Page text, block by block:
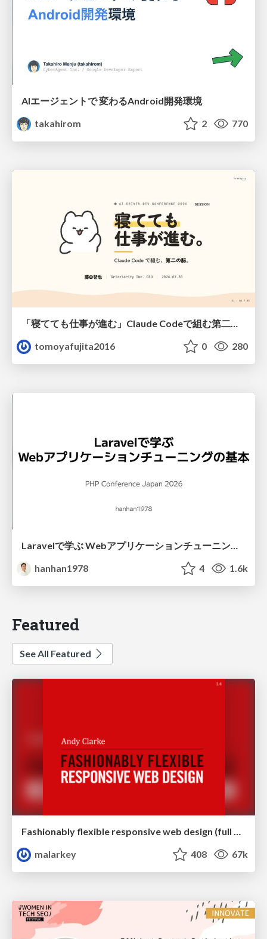
AIエージェントで 変わるAndroid開発環境
takahirom
2 770
tomoyafujita2016
0 280
Laravelで学ぶ Webアプリケーションチューニング入門/web_application_tuning_101
hanhan1978
4 1.6k
Featured
See All Featured
Fashionably flexible responsive web design (full day workshop)
malarkey
408 67k